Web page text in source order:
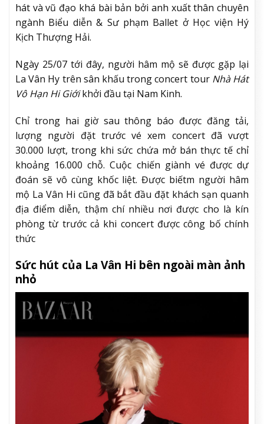
hát và vũ đạo khá bài bản bởi anh xuất thân chuyên
ngành Biểu diễn & Sư phạm Ballet ở Học viện Hý
Kịch Thượng Hải.
Ngày 25/07 tới đây, người hâm mộ sẽ được gặp lại
La Vân Hy trên sân khấu trong concert tour Nhà Hát
Vô Hạn Hi Giớikhởi đầu tại Nam Kinh.
Chỉ trong hai giờ sau thông báo được đăng tải,
lượng người đặt trước vé xem concert đã vượt
30.000 lượt, trong khi sức chứa mở bán thực tế chỉ
khoảng 16.000 chỗ. Cuộc chiến giành vé được dự
đoán sẽ vô cùng khốc liệt. Được biếtm người hâm
mộ La Vân Hi cũng đã bắt đầu đặt khách sạn quanh
địa điểm diễn, thậm chí nhiều nơi được cho là kín
phòng từ trước cả khi concert được công bố chính
thức
Sức hút của La Vân Hi bên ngoài màn ảnh
nhỏ